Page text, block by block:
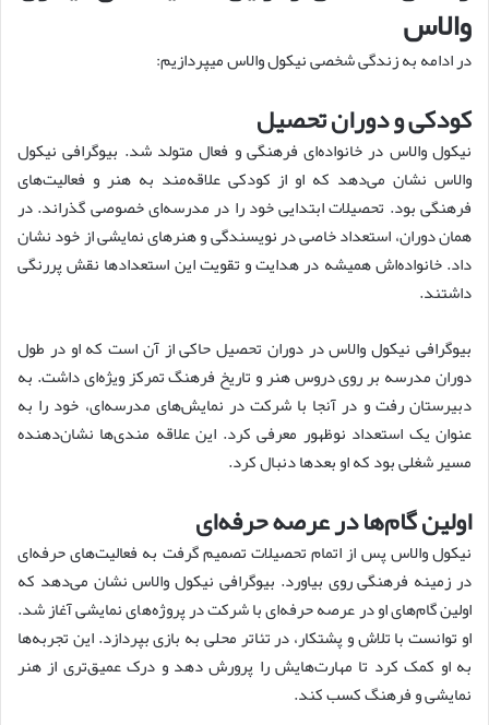
والاس
در ادامه به زندگی شخصی نیکول والاس میپردازیم:
کودکی و دوران تحصیل
نیکول والاس در خانواده‌ای فرهنگی و فعال متولد شد. بیوگرافی نیکول
والاس نشان می‌دهد که او از کودکی علاقه‌مند به هنر و فعالیت‌های
فرهنگی بود. تحصیلات ابتدایی خود را در مدرسه‌ای خصوصی گذراند. در
همان دوران، استعداد خاصی در نویسندگی و هنرهای نمایشی از خود نشان
داد. خانواده‌اش همیشه در هدایت و تقویت این استعدادها نقش پررنگی
داشتند.
بیوگرافی نیکول والاس در دوران تحصیل حاکی از آن است که او در طول
دوران مدرسه بر روی دروس هنر و تاریخ فرهنگ تمرکز ویژه‌ای داشت. به
دبیرستان رفت و در آنجا با شرکت در نمایش‌های مدرسه‌ای، خود را به
عنوان یک استعداد نوظهور معرفی کرد. این علاقه مندی‌ها نشان‌دهنده
مسیر شغلی بود که او بعدها دنبال کرد.
اولین گام‌ها در عرصه حرفه‌ای
نیکول والاس پس از اتمام تحصیلات تصمیم گرفت به فعالیت‌های حرفه‌ای
در زمینه فرهنگی روی بیاورد. بیوگرافی نیکول والاس نشان می‌دهد که
اولین گام‌های او در عرصه حرفه‌ای با شرکت در پروژه‌های نمایشی آغاز شد.
او توانست با تلاش و پشتکار، در تئاتر محلی به بازی بپردازد. این تجربه‌ها
به او کمک کرد تا مهارت‌هایش را پرورش دهد و درک عمیق‌تری از هنر
نمایشی و فرهنگ کسب کند.